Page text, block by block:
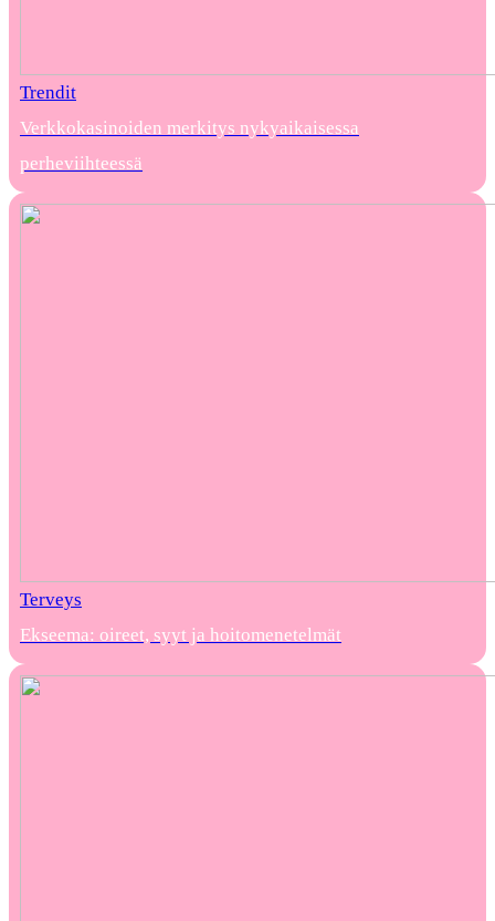
Trendit
Verkkokasinoiden merkitys nykyaikaisessa
perheviihteessä
Terveys
Ekseema: oireet, syyt ja hoitomenetelmät